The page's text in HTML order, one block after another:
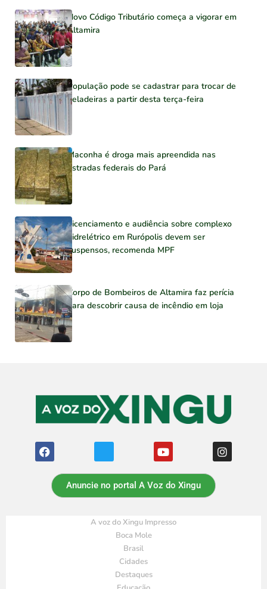
Novo Código Tributário começa a vigorar em
Altamira
População pode se cadastrar para trocar de
geladeiras a partir desta terça-feira
Maconha é droga mais apreendida nas
estradas federais do Pará
Licenciamento e audiência sobre complexo
hidrelétrico em Rurópolis devem ser
suspensos, recomenda MPF
Corpo de Bombeiros de Altamira faz perícia
para descobrir causa de incêndio em loja
Anuncie no portal A Voz do Xingu
A voz do Xingu Impresso
Boca Mole
Brasil
Cidades
Destaques